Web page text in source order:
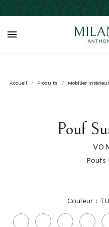

Accueil Produits Mobilier Intérieur
Pouf
Poufs
Couleur :
AFRODITAAGUACATEAMATITSA